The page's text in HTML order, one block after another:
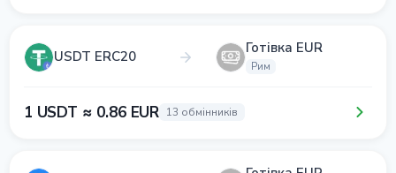
USDT ERC20 Готівка EUR
Рим
1 USDT ≈ 0.86 EUR 13 обмінників